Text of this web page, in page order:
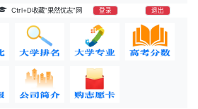
Ctrl+D收藏“果然优志”网 登录 退出